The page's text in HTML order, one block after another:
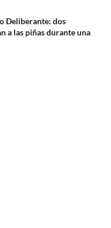
Deliberante: dos
a las piñas durante una